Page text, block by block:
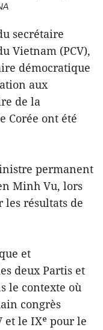
secrétaire
Vietnam (PCV),
démocratique
aux
de la
Corée ont été
permanent
Minh Vu, lors
les résultats de
et
deux Partis et
le contexte où
congrès
le IXᵉ pour le